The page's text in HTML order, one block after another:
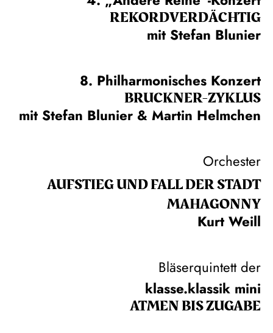
REKORD­VERDÄCHTIG
mit Stefan Blunier
8. Philharmonisches Konzert
BRUCKNER-ZYKLUS
mit Stefan Blunier & Martin Helmchen
Orchester
AUFSTIEG UND FALL DER STADT
MAHAGONNY
Kurt Weill
Bläserquintett der
klasse.klassik mini
ATMEN BIS ZUGABE